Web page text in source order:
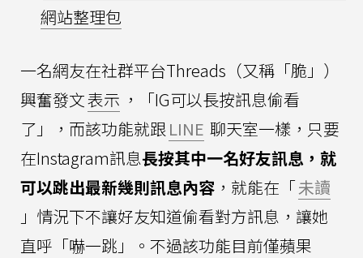
網站整理包
一名網友在社群平台Threads（又稱「脆」）
興奮發文表示 ，「IG可以長按訊息偷看
了」，而該功能就跟 LINE 聊天室一樣，只要
在Instagram訊息長按其中一名好友訊息，就
可以跳出最新幾則訊息內容 ，就能在「未讀
」情況下不讓好友知道偷看對方訊息，讓她
直呼「嚇一跳」。不過該功能目前僅蘋果